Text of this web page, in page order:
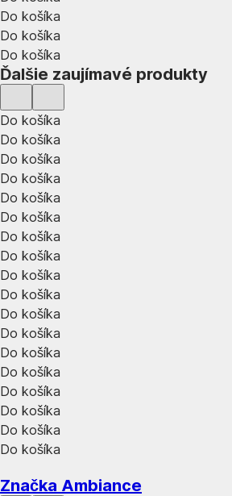
Do košíka
Do košíka
Do košíka
Ďalšie zaujímavé produkty
Do košíka
Do košíka
Do košíka
Do košíka
Do košíka
Do košíka
Do košíka
Do košíka
Do košíka
Do košíka
Do košíka
Do košíka
Do košíka
Do košíka
Do košíka
Do košíka
Do košíka
Do košíka
Značka Ambiance